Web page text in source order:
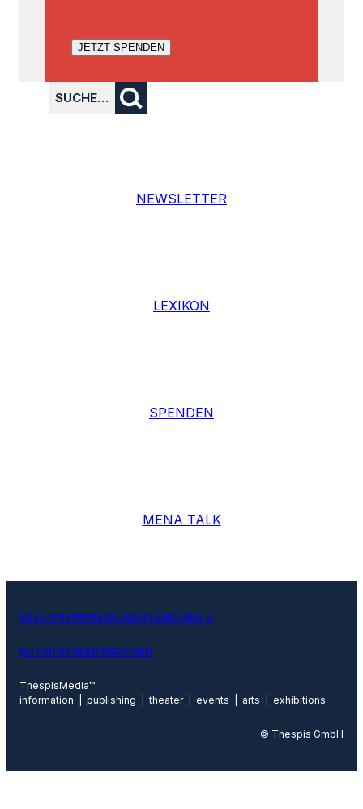
JETZT SPENDEN
SUCHE…
NEWSLETTER
LEXIKON
SPENDEN
MENA TALK
ÜBER UNSIMPRESSUMDATENSCHUTZ
NUTZUNGSBEDINGUNGEN
ThespisMedia™
information | publishing | theater | events | arts | exhibitions
© Thespis GmbH